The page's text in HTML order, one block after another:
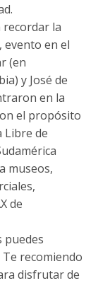
la
evento en el
(en
y José de
en la
el propósito
Libre de
museos,
de
puedes
recomiendo
disfrutar de